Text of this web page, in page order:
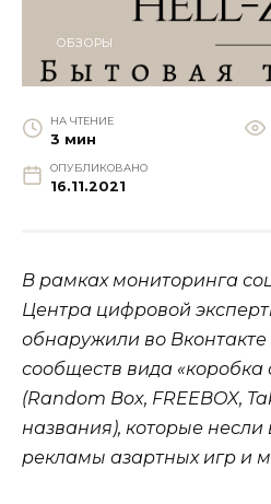
ОБЗОРЫ
НА ЧТЕНИЕ
3 мин
ОПУБЛИКОВАНО
16.11.2021
В рамках мониторинга
Центра цифровой
обнаружили во Вконтакте
сообществ вида «коробка
(Random Box, FREEBOX,
названия), которые несли
рекламы азартных игр и